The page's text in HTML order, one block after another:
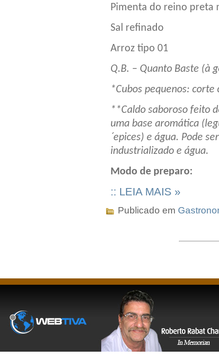
Pimenta do reino
Sal
Arroz tipo
Q.B. – Quanto Baste (à
*Cubos pequenos: corte
**Caldo saboroso feito
uma base aromática
´epices) e água. Pode
industrializado e água.
Modo de preparo:
:: LEIA MAIS »
Publicado em